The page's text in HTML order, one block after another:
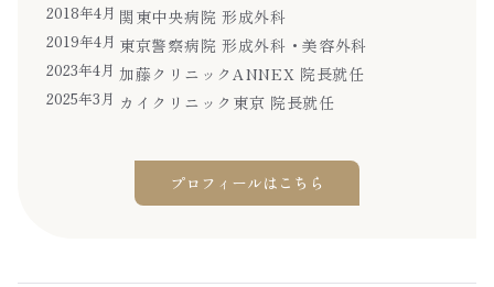
2018年4月 関東中央病院 形成外科
2019年4月 東京警察病院 形成外科・美容外科
2023年4月 加藤クリニックANNEX 院長就任
2025年3月 カイクリニック東京 院長就任
プロフィールはこちら